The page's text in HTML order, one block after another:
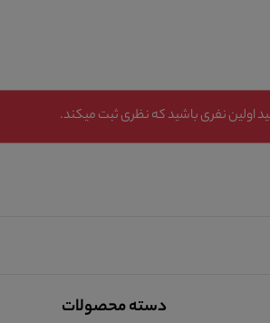
نفری باشید که نظری ثبت میکند.
دسته محصولات